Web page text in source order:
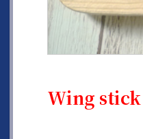
Wing stick